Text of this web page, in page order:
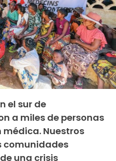
el sur de
a miles de personas
Nuestros
comunidades
una crisis